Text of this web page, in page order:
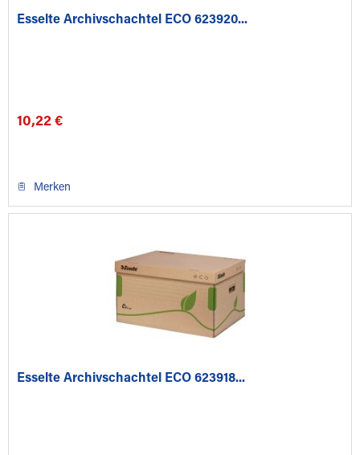
Esselte Archivschachtel ECO 623920...
10,22 €
Merken
Esselte Archivschachtel ECO 623918...